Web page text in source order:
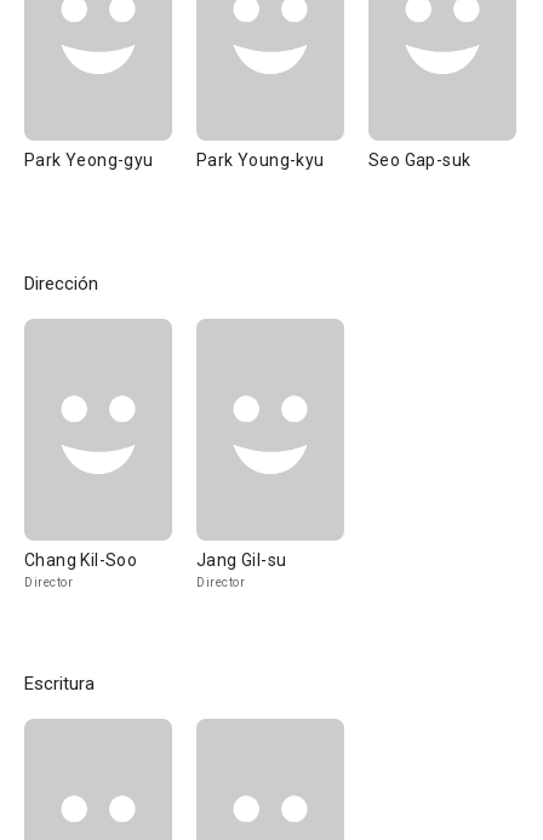
Park Yeong-gyu Park Young-kyu Seo Gap-suk
Dirección
Chang Kil-Soo
Director
Jang Gil-su
Director
Escritura